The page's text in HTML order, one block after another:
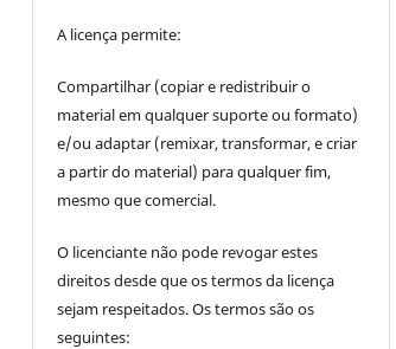
A licença permite:
Compartilhar (copiar e redistribuir o
material em qualquer suporte ou formato)
e/ou adaptar (remixar, transformar, e criar
a partir do material) para qualquer fim,
mesmo que comercial.
O licenciante não pode revogar estes
direitos desde que os termos da licença
sejam respeitados. Os termos são os
seguintes: